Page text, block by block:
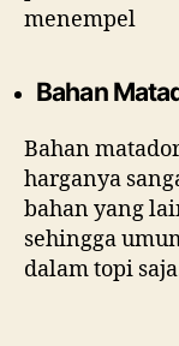
menempel
Bahan
Bahan
harganya
bahan yang
sehingga
dalam topi